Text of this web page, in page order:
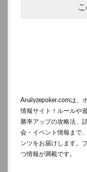
Analyzepoker.comは、
情報サイト！ルールや
勝率アップの攻略法、
会・イベント情報まで
ンツをお届けします。
つ情報が満載です。